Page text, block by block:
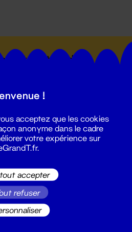
actualités du
!
acceptez que les cookies
anonyme dans le cadre
votre expérience sur
tout accepter
refuser